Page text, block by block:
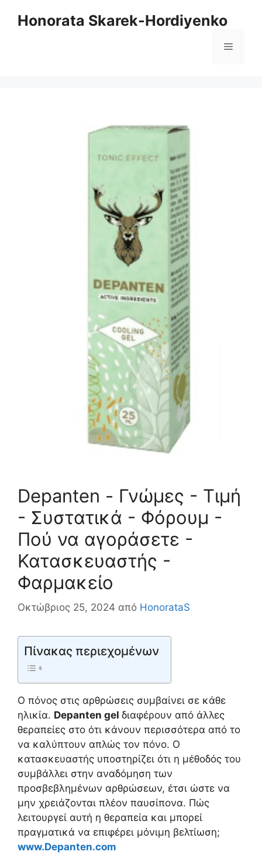
Honorata Skarek-Hordiyenko
Μενού
Depanten - Γνώμες - Τιμή
- Συστατικά - Φόρουμ -
Πού να αγοράσετε -
Κατασκευαστής -
Φαρμακείο
Οκτώβριος 25, 2024 από HonorataS
Πίνακας περιεχομένων
Ο πόνος στις αρθρώσεις συμβαίνει σε κάθε
ηλικία. Depanten gel διαφέρουν από άλλες
θεραπείες στο ότι κάνουν περισσότερα από το
να καλύπτουν απλώς τον πόνο. Ο
κατασκευαστής υποστηρίζει ότι η μέθοδός του
συμβάλλει στην αναδόμηση των
προσβεβλημένων αρθρώσεων, έτσι ώστε να
μην χρειάζονται πλέον παυσίπονα. Πώς
λειτουργεί αυτή η θεραπεία και μπορεί
πραγματικά να επιφέρει μόνιμη βελτίωση;
www.Depanten.com